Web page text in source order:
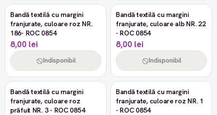
Stoc epuizat
Bandă textilă cu margini
franjurate, culoare roz NR.
186- ROC 0854
8,00 lei
Indisponibil
Stoc epuizat
Bandă textilă cu margini
franjurate, culoare alb NR. 22
- ROC 0854
8,00 lei
Indisponibil
Stoc epuizat
Bandă textilă cu margini
franjurate, culoare roz
prăfuit NR. 3 - ROC 0854
Stoc epuizat
Bandă textilă cu margini
franjurate, culoare roz NR. 1
- ROC 0854